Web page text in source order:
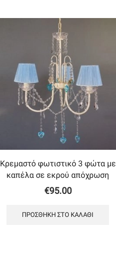
Κρεμαστό φωτιστικό 3 φώτα με
καπέλα σε εκρού απόχρωση
€95.00
ΠΡΟΣΘΉΚΗ ΣΤΟ ΚΑΛΆΘΙ